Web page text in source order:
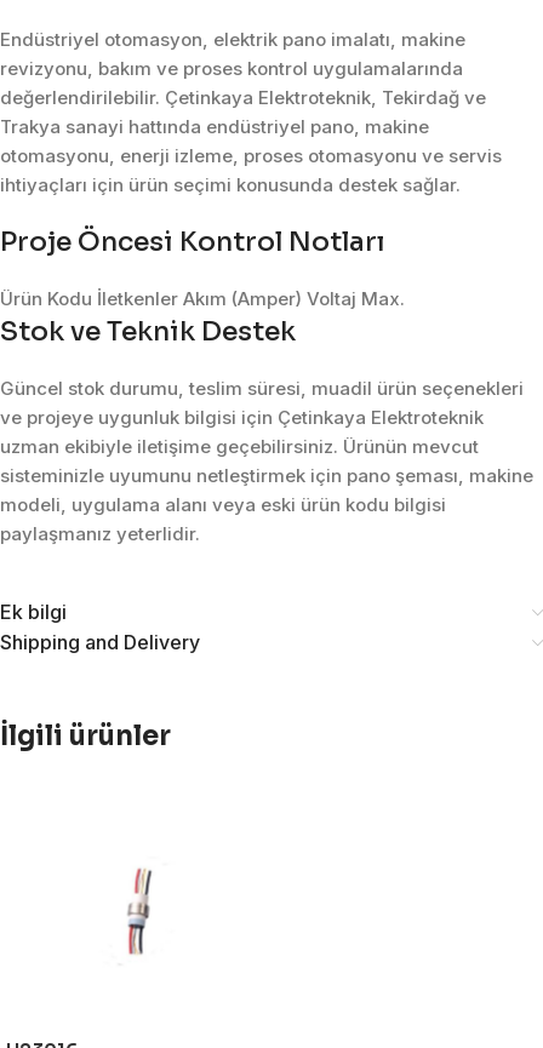
Endüstriyel otomasyon, elektrik pano imalatı, makine
revizyonu, bakım ve proses kontrol uygulamalarında
değerlendirilebilir. Çetinkaya Elektroteknik, Tekirdağ ve
Trakya sanayi hattında endüstriyel pano, makine
otomasyonu, enerji izleme, proses otomasyonu ve servis
ihtiyaçları için ürün seçimi konusunda destek sağlar.
Proje Öncesi Kontrol Notları
Ürün Kodu İletkenler Akım (Amper) Voltaj Max.
Stok ve Teknik Destek
Güncel stok durumu, teslim süresi, muadil ürün seçenekleri
ve projeye uygunluk bilgisi için Çetinkaya Elektroteknik
uzman ekibiyle iletişime geçebilirsiniz. Ürünün mevcut
sisteminizle uyumunu netleştirmek için pano şeması, makine
modeli, uygulama alanı veya eski ürün kodu bilgisi
paylaşmanız yeterlidir.
Ek bilgi
Shipping and Delivery
İlgili ürünler